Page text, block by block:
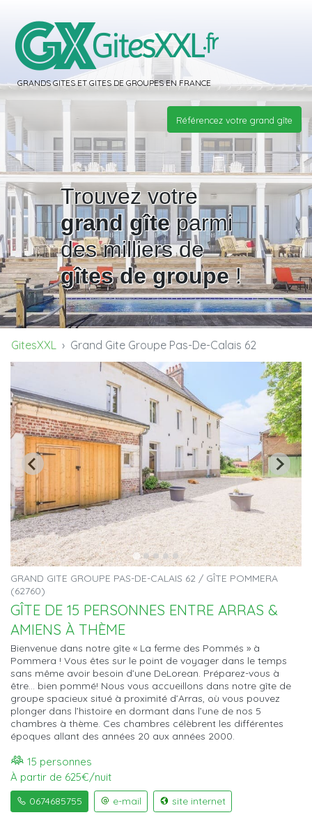
GRANDS GITES ET GITES DE GROUPES EN FRANCE
Référencez votre grand gîte
Trouvez votre
grand gîteparmi
des milliers de
gîtes de groupe!
GitesXXL Grand Gite Groupe Pas-De-Calais 62
GRAND GITE GROUPE PAS-DE-CALAIS 62 / GÎTE POMMERA
(62760)
GÎTE DE 15 PERSONNES ENTRE ARRAS &
AMIENS À THÈME
Bienvenue dans notre gîte « La ferme des Pommés » à
Pommera ! Vous êtes sur le point de voyager dans le temps
sans même avoir besoin d’une DeLorean. Préparez-vous à
être... bien pommé! Nous vous accueillons dans notre gîte de
groupe spacieux situé à proximité d’Arras, où vous pouvez
plonger dans l’histoire en dormant dans l’une de nos 5
chambres à thème. Ces chambres célèbrent les différentes
époques allant des années 20 aux années 2000.
15 personnes
À partir de 625€/nuit
0674685755 e-mail site internet